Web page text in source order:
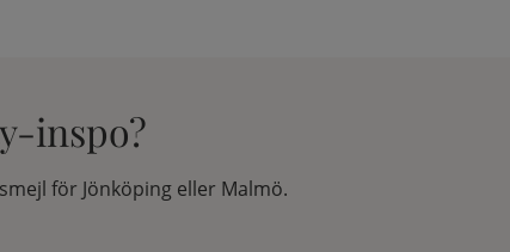
inspo?
för Jönköping eller Malmö.